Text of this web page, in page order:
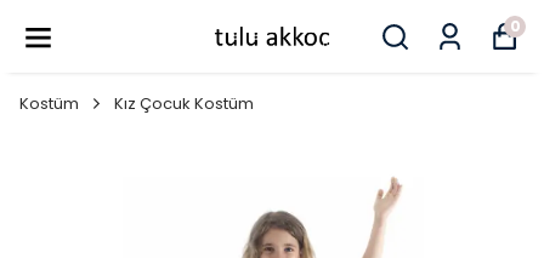
0
Kostüm Kız Çocuk Kostüm